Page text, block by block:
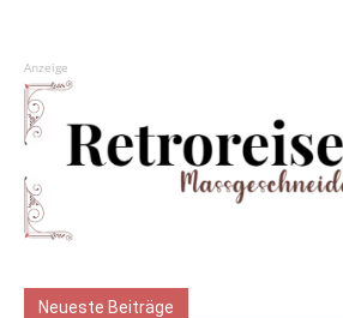
Anzeige
Neueste Beiträge